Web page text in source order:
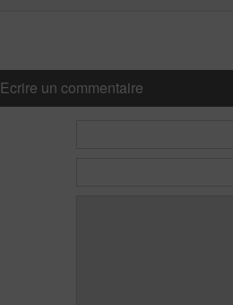
Ecrire un commentaire